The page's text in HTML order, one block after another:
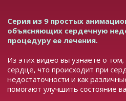
Серия из 9 простых
объясняющих сердечную
процедуру ее лечения.
Из этих видео вы узнаете о
сердце, что происходит при
недостаточности и как
помогают улучшить состояние